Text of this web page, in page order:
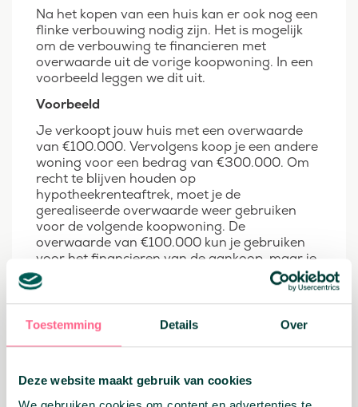
Toestemming Details Over
Deze website maakt gebruik van cookies
Na het kopen van een huis kan er ook nog een
flinke verbouwing nodig zijn. Het is mogelijk
om de verbouwing te financieren met
overwaarde uit de vorige koopwoning. In een
voorbeeld leggen we dit uit.
Voorbeeld
Je verkoopt jouw huis met een overwaarde
van €100.000. Vervolgens koop je een andere
woning voor een bedrag van €300.000. Om
recht te blijven houden op
hypotheekrenteaftrek, moet je de
gerealiseerde overwaarde weer gebruiken
voor de volgende koopwoning. De
overwaarde van €100.000 kun je gebruiken
voor het financieren van de aankoop, maar je
kunt het bedrag ook geheel of gedeeltelijk
gebruiken voor het verbouwen van je nieuwe
woning. Uiteraard met behoud van de
hypotheekrenteaftrek.
Overwaarde en
verbouwen: Voor een
kleine verbouwing kan een